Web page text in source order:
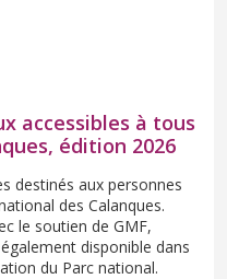
accessibles à tous
édition 2026
destinés aux personnes
des Calanques.
le soutien de GMF,
disponible dans
du Parc national.